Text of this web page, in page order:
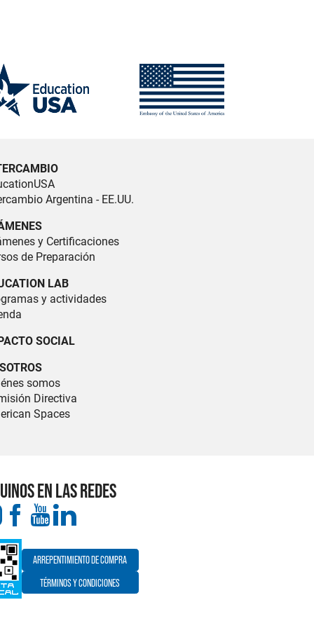
Argentina - EE.UU.
y Certificaciones
de Preparación
LAB
y actividades
SOCIAL
somos
Directiva
Spaces
EN LAS REDES
ARREPENTIMIENTO DE COMPRA
TÉRMINOS Y CONDICIONES